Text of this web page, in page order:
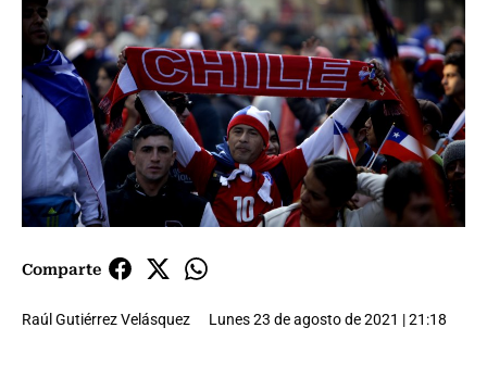
Comparte
Raúl Gutiérrez Velásquez Lunes 23 de agosto de 2021 | 21:18